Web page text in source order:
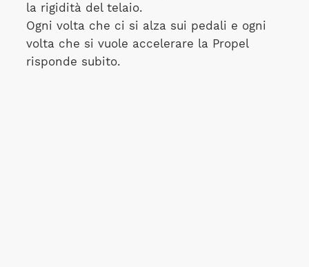
la rigidità del telaio.
Ogni volta che ci si alza sui pedali e ogni
volta che si vuole accelerare la Propel
risponde subito.